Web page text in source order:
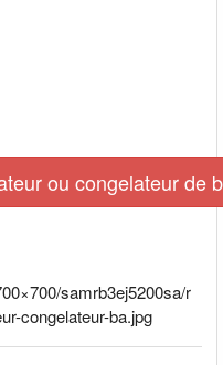
ou congelateur de
samrb3ej5200sa/r
congelateur-ba.jpg